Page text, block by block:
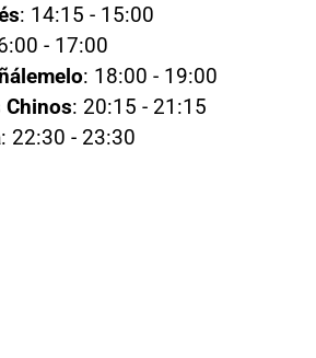
: 14:15 - 15:00
- 17:00
: 18:00 - 19:00
Chinos: 20:15 - 21:15
: 22:30 - 23:30